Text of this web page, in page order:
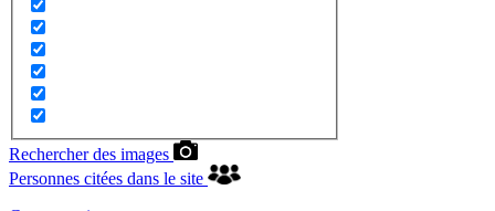
Rechercher des images
Personnes citées dans le site